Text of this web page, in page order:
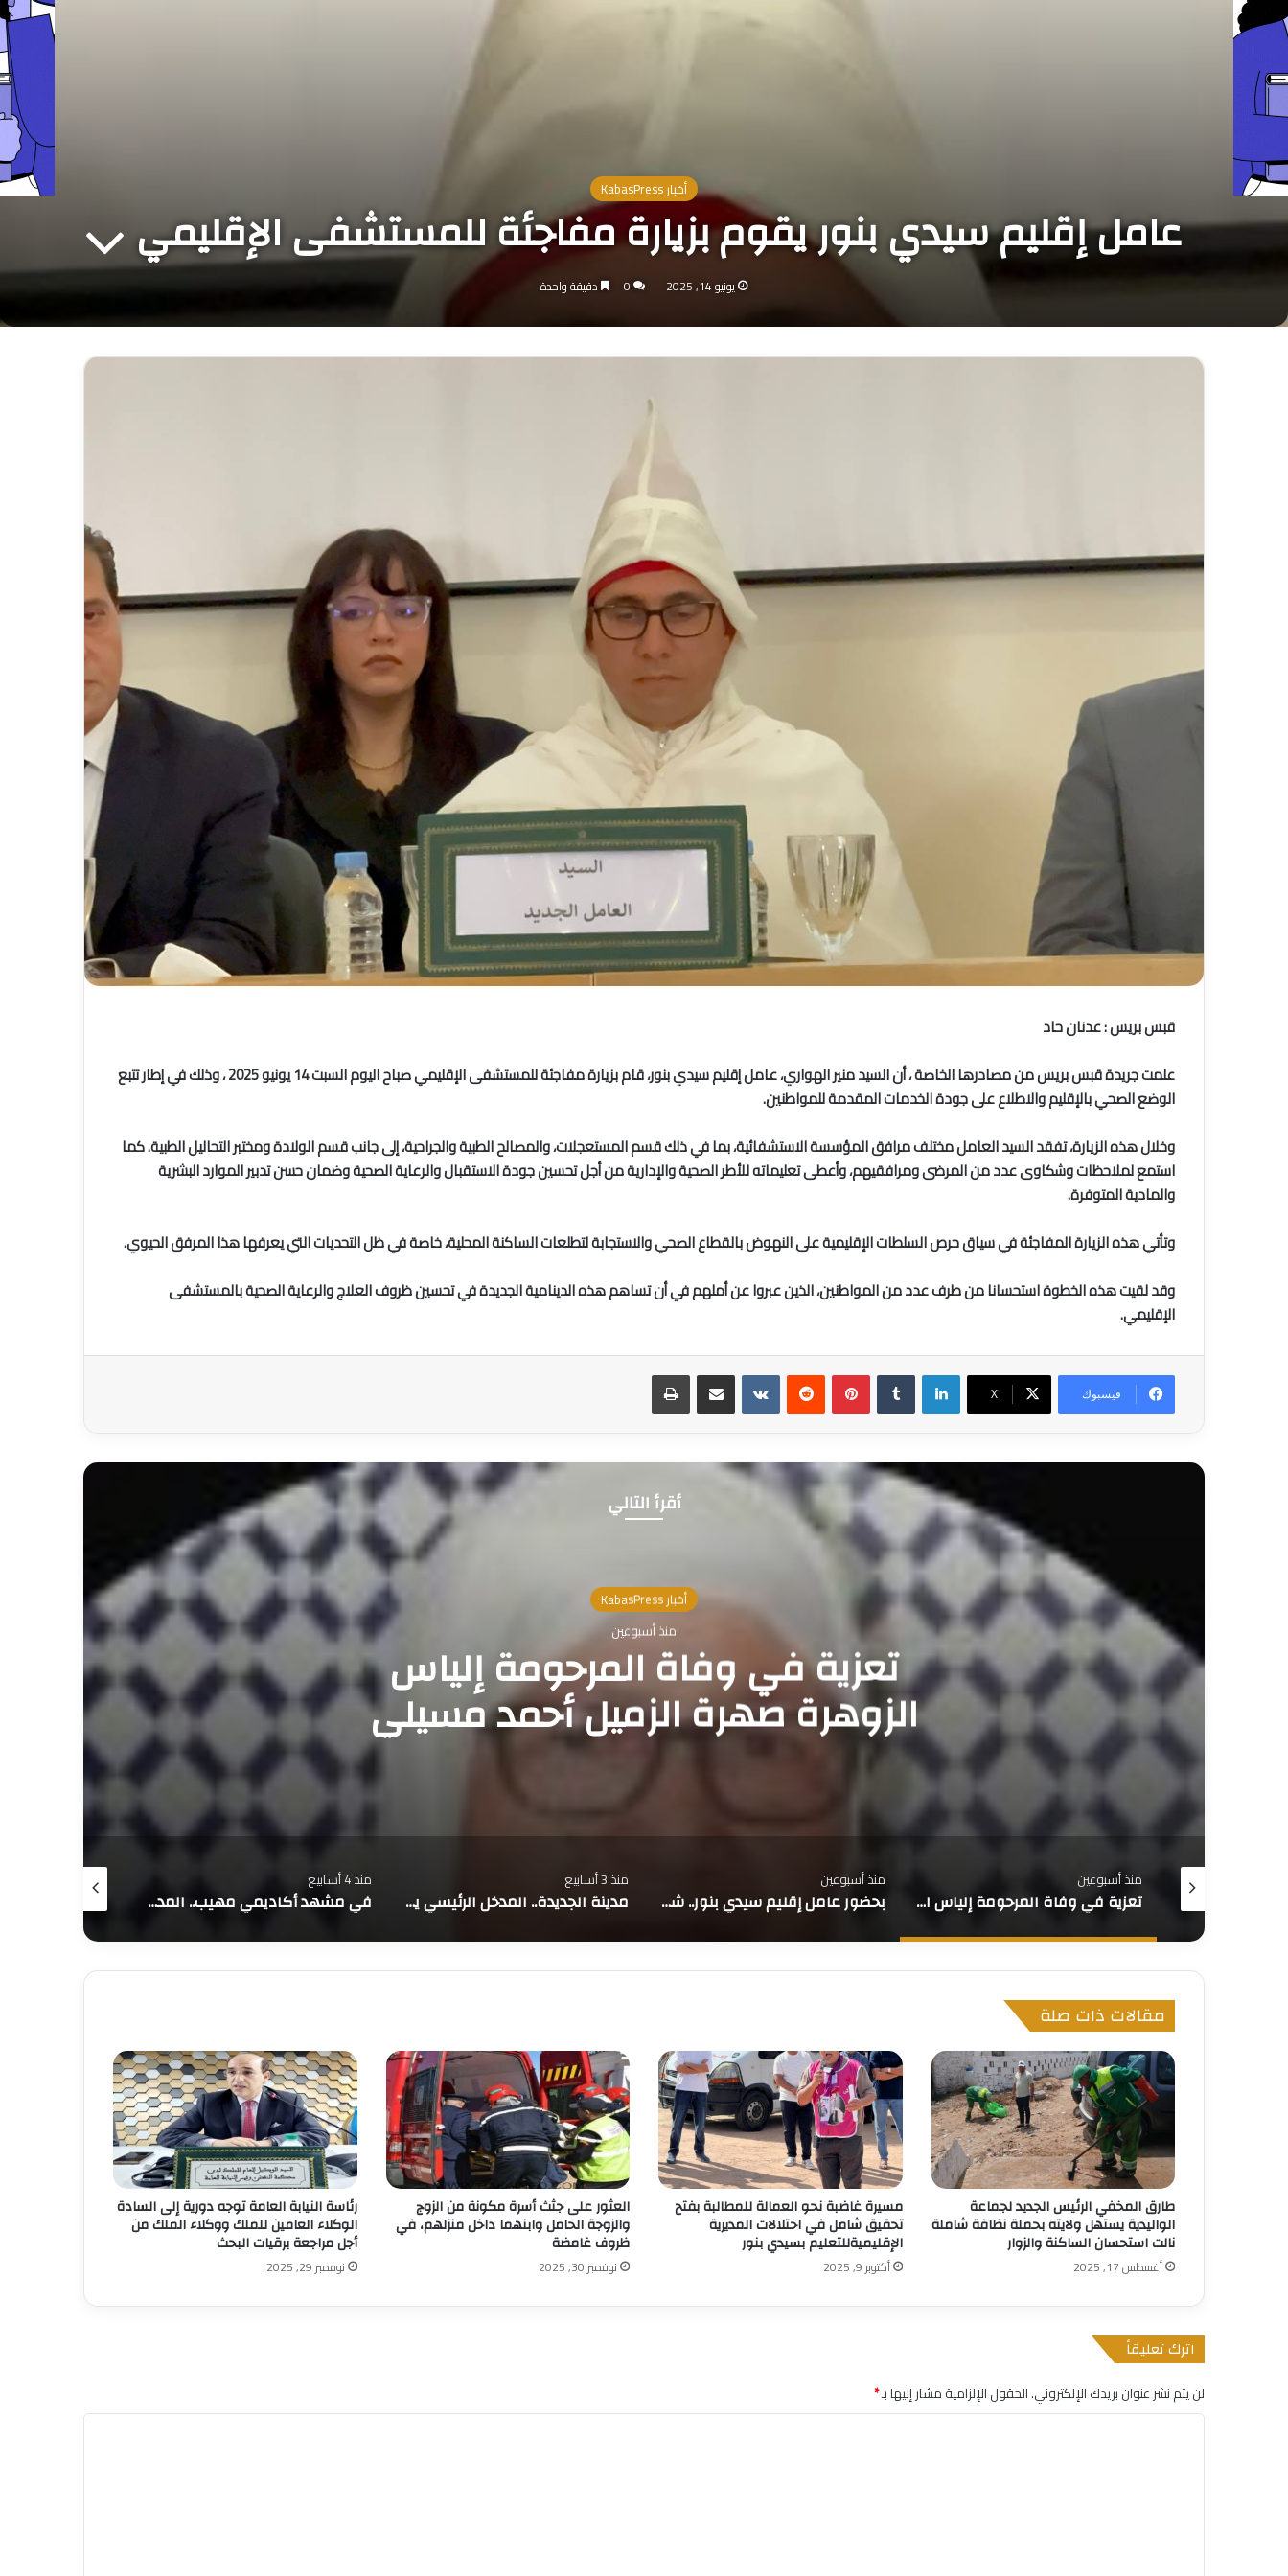
أخبار KabasPress
عامل إقليم سيدي بنور يقوم بزيارة مفاجئة للمستشفى الإقليمي
يونيو 14, 2025 0 دقيقة واحدة
قبس بريس : عدنان حاد
علمت جريدة قبس بريس من مصادرها الخاصة ، أن السيد منير الهواري، عامل إقليم سيدي بنور، قام بزيارة مفاجئة للمستشفى الإقليمي صباح اليوم السبت 14 يونيو 2025 ، وذلك في إطار تتبع
الوضع الصحي بالإقليم والاطلاع على جودة الخدمات المقدمة للمواطنين.
وخلال هذه الزيارة، تفقد السيد العامل مختلف مرافق المؤسسة الاستشفائية، بما في ذلك قسم المستعجلات، والمصالح الطبية والجراحية، إلى جانب قسم الولادة ومختبر التحاليل الطبية. كما
استمع لملاحظات وشكاوى عدد من المرضى ومرافقيهم، وأعطى تعليماته للأطر الصحية والإدارية من أجل تحسين جودة الاستقبال والرعاية الصحية وضمان حسن تدبير الموارد البشرية
والمادية المتوفرة.
وتأتي هذه الزيارة المفاجئة في سياق حرص السلطات الإقليمية على النهوض بالقطاع الصحي والاستجابة لتطلعات الساكنة المحلية، خاصة في ظل التحديات التي يعرفها هذا المرفق الحيوي.
وقد لقيت هذه الخطوة استحسانا من طرف عدد من المواطنين، الذين عبروا عن أملهم في أن تساهم هذه الدينامية الجديدة في تحسين ظروف العلاج والرعاية الصحية بالمستشفى
الإقليمي.
فيسبوك ‫X
لينكدإن بينتيريست مشاركة عبر البريد طباعة
أقرأ التالي
أخبار KabasPress
منذ أسبوعين
تعزية في وفاة المرحومة إلياس
الزوهرة صهرة الزميل أحمد مسيلي
سيارة تابعة لجماعة ترابية تدهس مسنة و ترديها قتيلة
منذ أسبوعين
تعزية في وفاة المرحومة إلياس الزوهرة صهرة الزميل أحمد مسيلي
منذ أسبوعين
بحضور عامل إقليم سيدي بنور.. شاطئ الوليدية يجدد موعده مع اللواء الأزرق ويكرس مكانته ضمن أفضل الشواطئ المغربية
منذ 3 أسابيع
مدينة الجديدة.. المدخل الرئيسي يغرق في الحفر وصمت المسؤولين يثير الغضب
منذ 4 أسابيع
في مشهد أكاديمي مهيب.. المدرسة العليا للتكنولوجيا بسيدي بنور تزف فوج 2026 إلى آفاق المستقبل
يوليو 6, 2026
مقالات ذات صلة
طارق المخفي الرئيس الجديد لجماعة
الواليدية يستهل ولايته بحملة نظافة شاملة
نالت استحسان الساكنة والزوار
أغسطس 17, 2025
مسيرة غاضبة نحو العمالة للمطالبة بفتح
تحقيق شامل في اختلالات المديرية
الإقليميةللتعليم بسيدي بنور
أكتوبر 9, 2025
العثور على جثث أسرة مكونة من الزوج
والزوجة الحامل وابنهما داخل منزلهم، في
ظروف غامضة
نوفمبر 30, 2025
رئاسة النيابة العامة توجه دورية إلى السادة
الوكلاء العامين للملك ووكلاء الملك من
أجل مراجعة برقيات البحث
نوفمبر 29, 2025
اترك تعليقاً
لن يتم نشر عنوان بريدك الإلكتروني.الحقول الإلزامية مشار إليها بـ*